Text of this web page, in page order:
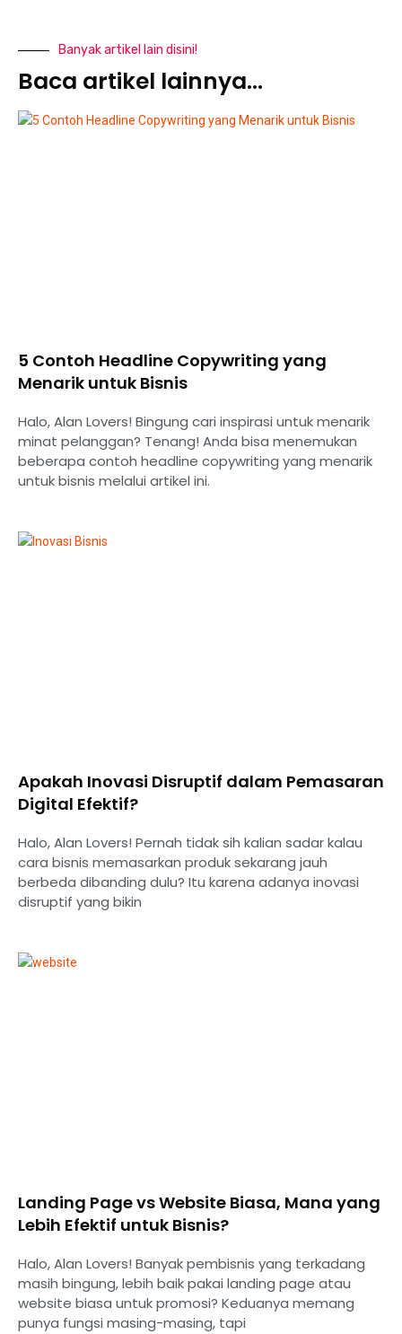
Banyak artikel lain disini!
Baca artikel lainnya...
5 Contoh Headline Copywriting yang
Menarik untuk Bisnis
Halo, Alan Lovers! Bingung cari inspirasi untuk menarik
minat pelanggan? Tenang! Anda bisa menemukan
beberapa contoh headline copywriting yang menarik
untuk bisnis melalui artikel ini.
Apakah Inovasi Disruptif dalam Pemasaran
Digital Efektif?
Halo, Alan Lovers! Pernah tidak sih kalian sadar kalau
cara bisnis memasarkan produk sekarang jauh
berbeda dibanding dulu? Itu karena adanya inovasi
disruptif yang bikin
Landing Page vs Website Biasa, Mana yang
Lebih Efektif untuk Bisnis?
Halo, Alan Lovers! Banyak pembisnis yang terkadang
masih bingung, lebih baik pakai landing page atau
website biasa untuk promosi? Keduanya memang
punya fungsi masing-masing, tapi